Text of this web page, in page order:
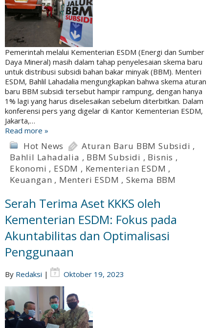
Pemerintah melalui Kementerian ESDM (Energi dan Sumber
Daya Mineral) masih dalam tahap penyelesaian skema baru
untuk distribusi subsidi bahan bakar minyak (BBM). Menteri
ESDM, Bahlil Lahadalia mengungkapkan bahwa skema aturan
baru BBM subsidi tersebut hampir rampung, dengan hanya
1% lagi yang harus diselesaikan sebelum diterbitkan. Dalam
konferensi pers yang digelar di Kantor Kementerian ESDM,
Jakarta,…
Read more »
Hot News Aturan Baru BBM Subsidi ,
Bahlil Lahadalia , BBM Subsidi , Bisnis ,
Ekonomi , ESDM , Kementerian ESDM ,
Keuangan , Menteri ESDM , Skema BBM
Serah Terima Aset KKKS oleh
Kementerian ESDM: Fokus pada
Akuntabilitas dan Optimalisasi
Penggunaan
By Redaksi | Oktober 19, 2023